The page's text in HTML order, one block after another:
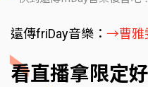
遠傳friDay音樂： →曹雅
看直播拿限定